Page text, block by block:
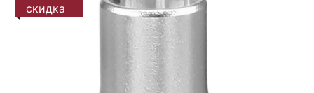
скидка